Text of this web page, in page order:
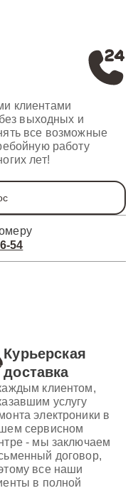
клиентами
выходных и
все возможные
работу
лет!
54
Курьерская
доставка
клиентом,
услугу
электроники в
сервисном
- мы заключаем
договор,
все наши
в полной